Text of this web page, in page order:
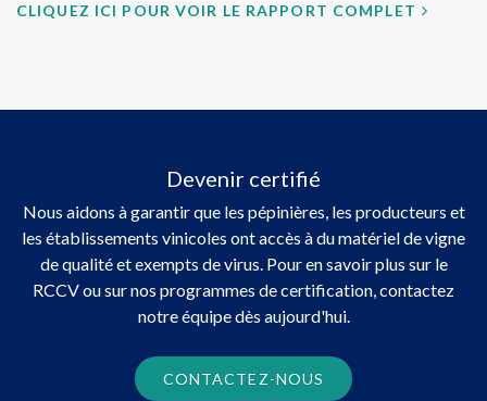
CLIQUEZ ICI POUR VOIR LE RAPPORT COMPLET
Devenir certifié
Nous aidons à garantir que les pépinières, les producteurs et
les établissements vinicoles ont accès à du matériel de vigne
de qualité et exempts de virus. Pour en savoir plus sur le
RCCV ou sur nos programmes de certification, contactez
notre équipe dès aujourd'hui.
CONTACTEZ-NOUS